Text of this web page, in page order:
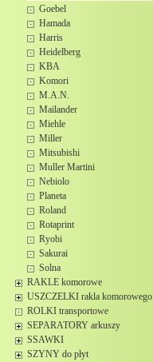
Goebel
Hamada
Harris
Heidelberg
KBA
Komori
M.A.N.
Mailander
Miehle
Miller
Mitsubishi
Muller Martini
Nebiolo
Planeta
Roland
Rotaprint
Ryobi
Sakurai
Solna
RAKLE komorowe
USZCZELKI rakla komorowego
ROLKI transportowe
SEPARATORY arkuszy
SSAWKI
SZYNY do płyt